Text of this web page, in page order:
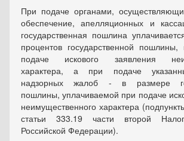
При подаче органами,
обеспечение, апелляционных и
государственная пошлина
процентов государственной
подаче искового заявления
характера, а при подаче
надзорных жалоб - в размере
пошлины, уплачиваемой при подаче
неимущественного характера
статьи 333.19 части второй
Российской Федерации).